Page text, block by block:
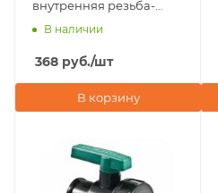
внутренняя резьба-
внутренняя резьба
(Турция)
В наличии
368 руб./шт
В корзину